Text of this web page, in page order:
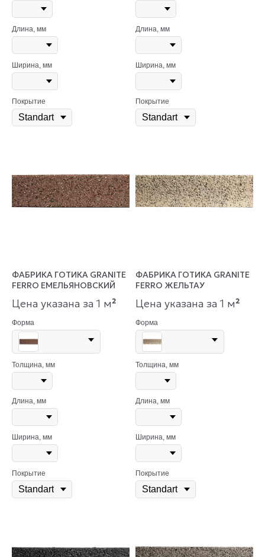
Длина, мм
Ширина, мм
Покрытие
Длина, мм
Ширина, мм
Покрытие
ФАБРИКА ГОТИКА GRANITE
FERRO ЕМЕЛЬЯНОВСКИЙ
Цена указана за 1 м²
Форма
Толщина, мм
Длина, мм
Ширина, мм
Покрытие
ФАБРИКА ГОТИКА GRANITE
FERRO ЖЕЛЬТАУ
Цена указана за 1 м²
Форма
Толщина, мм
Длина, мм
Ширина, мм
Покрытие